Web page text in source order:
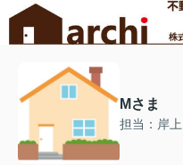
Mさま
担当：岸